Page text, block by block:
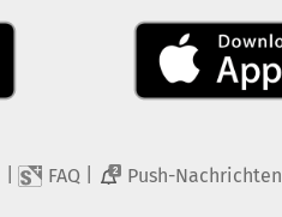
FAQ 2 Push-Nachrichten